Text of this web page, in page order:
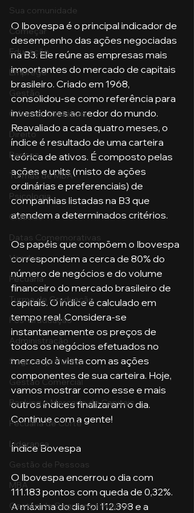
Sua comunidade
Começar
Educação
Emprego
Gestão
Ciências Contábeis
Direito
Bancos
Turmas de MBA
Psicologia
Cidades
Datas Comemorativas
Vendas
Pecuária
Turma de Graduação
Pós-Graduação
Administração
Segurança Publica
Gestão Comercial
Banking e Mercado de Capitais
Pecuária de Corte
Liderança
Gestão de Pessoas
MBA
Gestão de Segurança Publica
O Ibovespa é o principal indicador de
desempenho das ações negociadas
na B3. Ele reúne as empresas mais
importantes do mercado de capitais
brasileiro. Criado em 1968,
consolidou-se como referência para
investidores ao redor do mundo.
Reavaliado a cada quatro meses, o
índice é resultado de uma carteira
teórica de ativos. É composto pelas
ações e units (misto de ações
ordinárias e preferenciais) de
companhias listadas na B3 que
atendem a determinados critérios.
Os papéis que compõem o Ibovespa
correspondem a cerca de 80% do
número de negócios e do volume
financeiro do mercado brasileiro de
capitais. O índice é calculado em
tempo real. Considera-se
instantaneamente os preços de
todos os negócios efetuados no
mercado à vista com as ações
componentes de sua carteira. Hoje,
vamos mostrar como esse e mais
outros índices finalizaram o dia.
Continue com a gente!
Índice Bovespa
O Ibovespa encerrou o dia com
111.183 pontos com queda de 0,32%.
A máxima do dia foi 112.398 e a